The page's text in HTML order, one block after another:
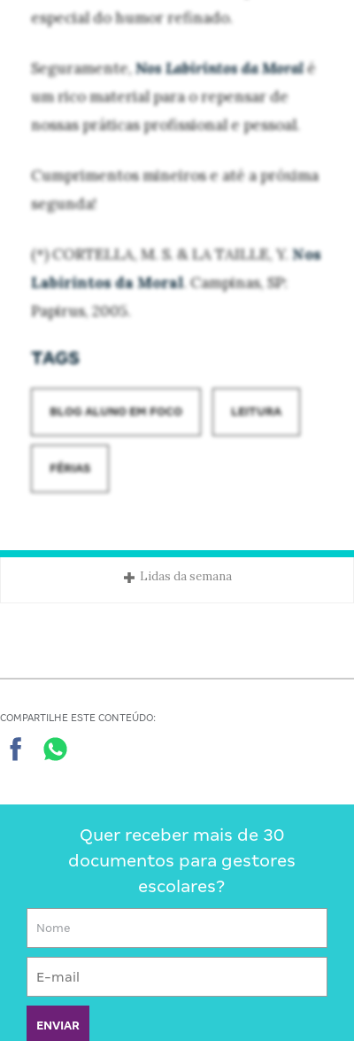
especial do humor refinado.
Seguramente, Nos Labirintos da Moralé
um rico material para o repensar de
nossas práticas profissional e pessoal.
Cumprimentos mineiros e até a próxima
segunda!
(*) CORTELLA, M. S. & LA TAILLE, Y. Nos
Labirintos da Moral. Campinas, SP:
Papirus, 2005.
TAGS
BLOG ALUNO EM FOCO LEITURA
FÉRIAS
Lidas da semana
COMPARTILHE ESTE CONTEÚDO:
Quer receber mais de 30
documentos para gestores
escolares?
ENVIAR